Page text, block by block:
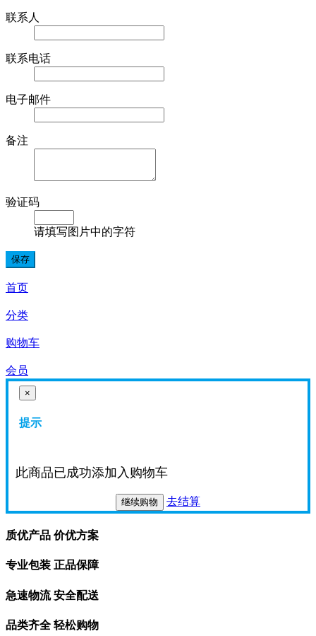
联系人
联系电话
电子邮件
备注
验证码
请填写图片中的字符
首页
分类
购物车
会员
×
提示
此商品已成功添加入购物车
继续购物 去结算
质优产品 价优方案
专业包装 正品保障
急速物流 安全配送
品类齐全 轻松购物